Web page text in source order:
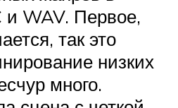
WAV. Первое,
так это
низких
много.